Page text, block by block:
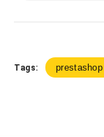
Tags: prestashop